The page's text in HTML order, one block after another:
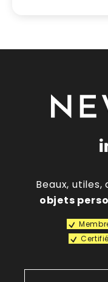
Beaux, utiles,
objets